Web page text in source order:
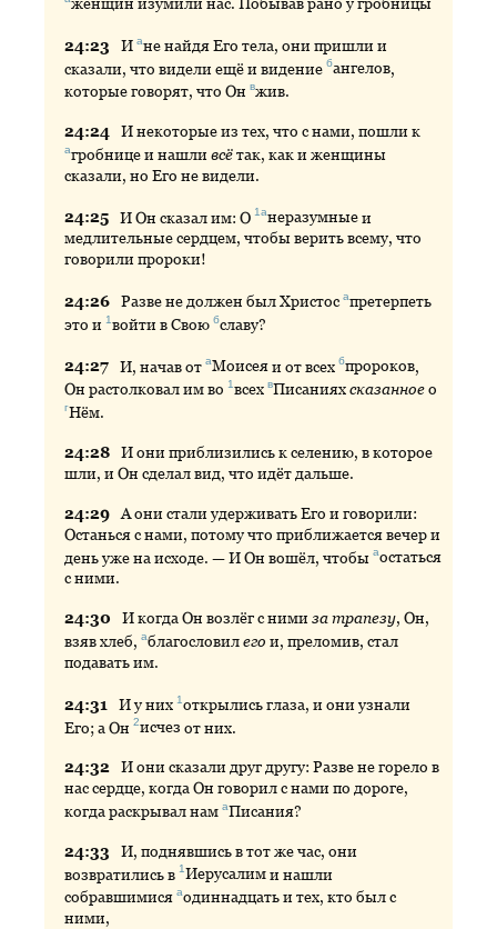
24:23 И аненайдя Его тела, они пришли и
сказали, что видели ещё и видениебангелов,
которые говорят, что Онвжив.
24:24 Инекоторые из тех, что с нами, пошли к
агробницеи нашливсётак, как и женщины
сказали, но Его не видели.
24:25 ИОн сказал им: О1анеразумныеи
медлительные сердцем, чтобы верить всему, что
говорили пророки!
24:26 Развене должен был Христосапретерпеть
это и1войти в Своюбславу?
24:27 И, начав отаМоисеяи от всехбпророков,
Он растолковал им во1всех вПисанияхсказанноео
гНём.
24:28 Иони приблизились к селению, в которое
шли, и Он сделал вид, что идёт дальше.
24:29 Аони стали удерживать Его и говорили:
Останься с нами, потому что приближается вечер и
день уже на исходе. — И Он вошёл, чтобыаостаться
с ними.
24:30 Икогда Он возлёг с нимиза трапезу, Он,
взяв хлеб,аблагословилего и, преломив, стал
подавать им.
24:31 Иу них1открылисьглаза, и они узнали
Его; а Он2исчез от них.
24:32 Иони сказали друг другу: Разве не горело в
нас сердце, когда Он говорил с нами по дороге,
когда раскрывал намаПисания?
24:33 И, поднявшись в тот же час, они
возвратились в1Иерусалими нашли
собравшимисяаодиннадцатьи тех, кто был с
ними,